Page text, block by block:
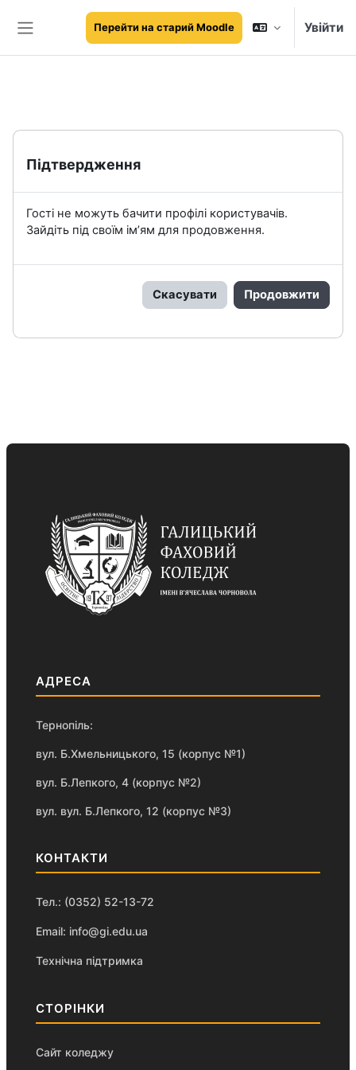
Бокова панель
Перейти на старий Moodle Увійти
Підтвердження
Гості не можуть бачити профілі користувачів.
Зайдіть під своїм ім’ям для продовження.
Скасувати Продовжити
АДРЕСА
Тернопіль:
вул. Б.Хмельницького, 15 (корпус №1)
вул. Б.Лепкого, 4 (корпус №2)
вул. вул. Б.Лепкого, 12 (корпус №3)
КОНТАКТИ
Тел.: (0352) 52-13-72
Email: info@gi.edu.ua
Технічна підтримка
СТОРІНКИ
Сайт коледжу